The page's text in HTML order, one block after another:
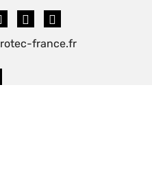
france.fr